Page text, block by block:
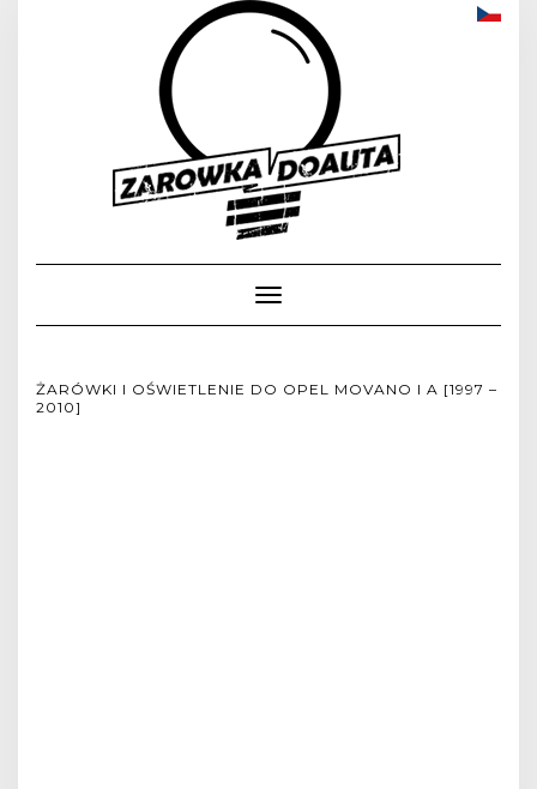
Toggle
Navigation
ŻARÓWKI I OŚWIETLENIE DO OPEL MOVANO I A [1997 –
2010]